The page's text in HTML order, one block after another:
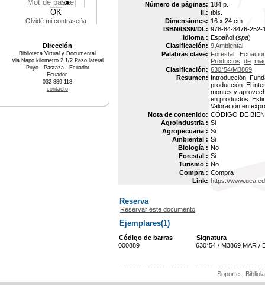
Número de páginas: 184 p.
Il.: tbls.
Dimensiones: 16 x 24 cm
ISBN/ISSN/DL: 978-84-8476-252-
Idioma : Español (spa)
Clasificación: 9 Ambiental
Palabras clave: Forestal.
Productos de
Clasificación: 630*54/M3869
Resumen: Introducción.
producción. El
montes y
en productos.
Valoración en
Nota de contenido: CÓDIGO DE
Agroindustria : Si
Agropecuaria : Si
Ambiental : Si
Biología : No
Forestal : Si
Turismo : No
Compra : Compra
Link: https://
Reserva
Reservar este documento
Ejemplares(1)
Código de barras
Signatura
000889
630*54 / M3869 MAR /
Soporte -
Olvidé mi contraseña
Dirección
Biblioteca Virtual y Documental
Via Napo kilometro 2 1/2 Paso lateral
Puyo - Pastaza - Ecuador
Ecuador
032 889 118
contacto